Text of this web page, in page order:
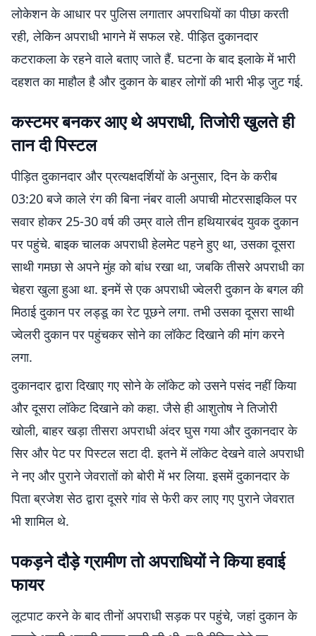
लोकेशन के आधार पर पुलिस लगातार अपराधियों का पीछा करती
रही, लेकिन अपराधी भागने में सफल रहे. पीड़ित दुकानदार
कटराकला के रहने वाले बताए जाते हैं. घटना के बाद इलाके में भारी
दहशत का माहौल है और दुकान के बाहर लोगों की भारी भीड़ जुट गई.
कस्टमर बनकर आए थे अपराधी, तिजोरी खुलते ही
तान दी पिस्टल
पीड़ित दुकानदार और प्रत्यक्षदर्शियों के अनुसार, दिन के करीब
03:20 बजे काले रंग की बिना नंबर वाली अपाची मोटरसाइकिल पर
सवार होकर 25-30 वर्ष की उम्र वाले तीन हथियारबंद युवक दुकान
पर पहुंचे. बाइक चालक अपराधी हेलमेट पहने हुए था, उसका दूसरा
साथी गमछा से अपने मुंह को बांध रखा था, जबकि तीसरे अपराधी का
चेहरा खुला हुआ था. इनमें से एक अपराधी ज्वेलरी दुकान के बगल की
मिठाई दुकान पर लड्डू का रेट पूछने लगा. तभी उसका दूसरा साथी
ज्वेलरी दुकान पर पहुंचकर सोने का लॉकेट दिखाने की मांग करने
लगा.
दुकानदार द्वारा दिखाए गए सोने के लॉकेट को उसने पसंद नहीं किया
और दूसरा लॉकेट दिखाने को कहा. जैसे ही आशुतोष ने तिजोरी
खोली, बाहर खड़ा तीसरा अपराधी अंदर घुस गया और दुकानदार के
सिर और पेट पर पिस्टल सटा दी. इतने में लॉकेट देखने वाले अपराधी
ने नए और पुराने जेवरातों को बोरी में भर लिया. इसमें दुकानदार के
पिता ब्रजेश सेठ द्वारा दूसरे गांव से फेरी कर लाए गए पुराने जेवरात
भी शामिल थे.
पकड़ने दौड़े ग्रामीण तो अपराधियों ने किया हवाई
फायर
लूटपाट करने के बाद तीनों अपराधी सड़क पर पहुंचे, जहां दुकान के